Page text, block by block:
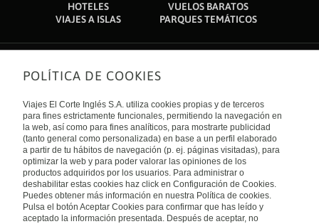
HOTELES
VUELOS BARATOS
VIAJES A ISLAS
PARQUES TEMÁTICOS
Sobre nosotros
Quiénes somos
Financiación
Sostenibilidad
Turismo accesible
Tarjeta El Corte Inglés
Trabaja con nosotros
El Corte Inglés
Canal Ético
Enlaces de interés
Guías de viaje
Catálogos
Auto check-in
Condiciones Generales
Política de privacidad
Política de cookies
Accesibilidad
Empresas/ Grupos
Internacional
España
POLÍTICA DE COOKIES
Viajes El Corte Inglés S.A. utiliza cookies propias y de terceros
para fines estrictamente funcionales, permitiendo la navegación en
la web, así como para fines analíticos, para mostrarte publicidad
(tanto general como personalizada) en base a un perfil elaborado
a partir de tu hábitos de navegación (p. ej. páginas visitadas), para
optimizar la web y para poder valorar las opiniones de los
productos adquiridos por los usuarios. Para administrar o
deshabilitar estas cookies haz click en Configuración de Cookies.
Puedes obtener más información en nuestra Política de cookies.
Pulsa el botón Aceptar Cookies para confirmar que has leído y
aceptado la información presentada. Después de aceptar, no